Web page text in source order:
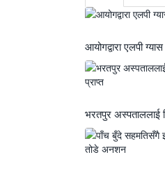
आयोगद्वारा एलपी
भरतपुर अस्पताललाई